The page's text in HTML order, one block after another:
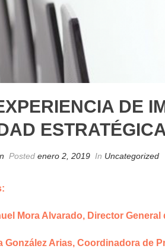
DE
Posted enero 2, 2019 In Uncategorized
Mora Alvarado, Director General
González Arias, Coordinadora de